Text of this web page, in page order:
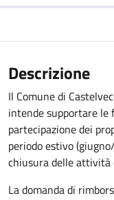
Descrizione
Il Comune di
intende supportare le
partecipazione dei
periodo estivo
chiusura delle attività
La domanda di